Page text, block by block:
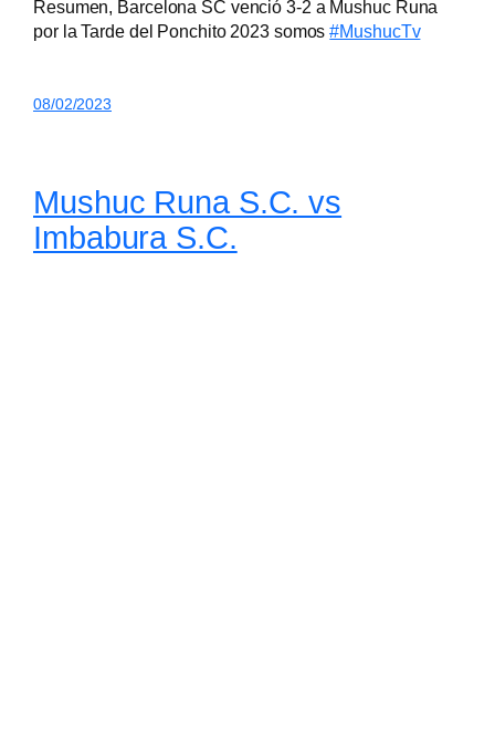
Resumen, Barcelona SC venció 3-2 a Mushuc Runa
por la Tarde del Ponchito 2023 somos#MushucTv
08/02/2023
Mushuc Runa S.C. vs
Imbabura S.C.